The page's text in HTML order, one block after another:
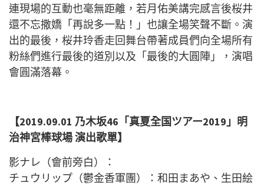
連現場的互動也毫無距離，若月佑美講完感言後桜井
還不忘撒嬌「再說多一點！」也讓全場笑聲不斷。演
出的最後，桜井玲香走回舞台帶著成員們向全場所有
粉絲們進行最後的道別以及「最後的大圓陣」，演唱
會圓滿落幕。
【2019.09.01 乃木坂46「真夏全国ツアー2019 」明
治神宮棒球場 演出歌單】
影ナレ（會前旁白）：
チュウリップ（鬱金香軍團）：和田まあや、生田絵